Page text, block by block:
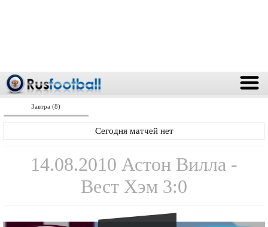
Завтра (8)
Сегодня матчей нет
14.08.2010 Астон Вилла -
Вест Хэм 3:0